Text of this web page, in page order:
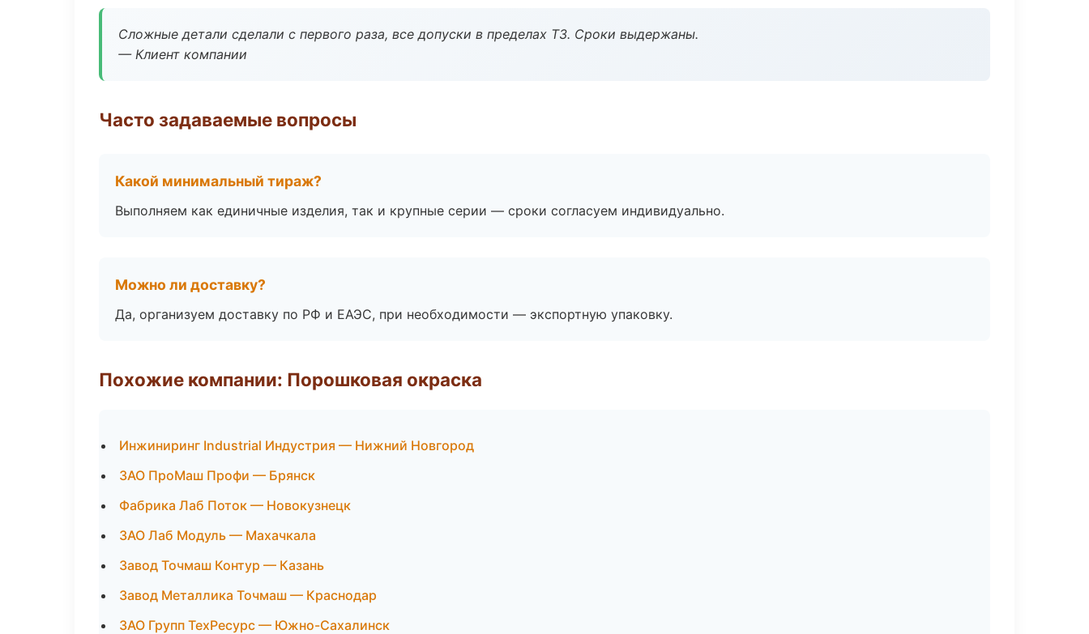
Сложные детали сделали с первого раза, все допуски в пределах ТЗ. Сроки выдержаны.
— Клиент компании
Часто задаваемые вопросы
Какой минимальный тираж?
Выполняем как единичные изделия, так и крупные серии — сроки согласуем индивидуально.
Можно ли доставку?
Да, организуем доставку по РФ и ЕАЭС, при необходимости — экспортную упаковку.
Похожие компании: Порошковая окраска
Инжиниринг Industrial Индустрия — Нижний Новгород
ЗАО ПроМаш Профи — Брянск
Фабрика Лаб Поток — Новокузнецк
ЗАО Лаб Модуль — Махачкала
Завод Точмаш Контур — Казань
Завод Металлика Точмаш — Краснодар
ЗАО Групп ТехРесурс — Южно-Сахалинск